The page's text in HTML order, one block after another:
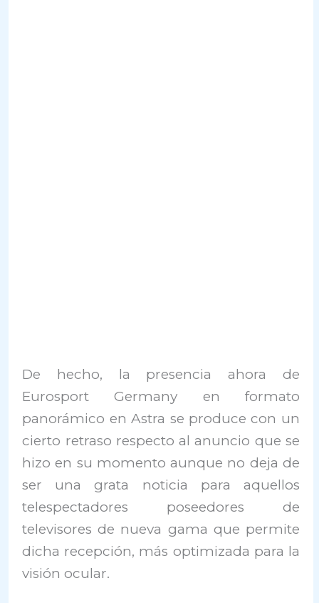
De hecho, la presencia ahora de
Eurosport Germany en formato
panorámico en Astra se produce con un
cierto retraso respecto al anuncio que se
hizo en su momento aunque no deja de
ser una grata noticia para aquellos
telespectadores poseedores de
televisores de nueva gama que permite
dicha recepción, más optimizada para la
visión ocular.